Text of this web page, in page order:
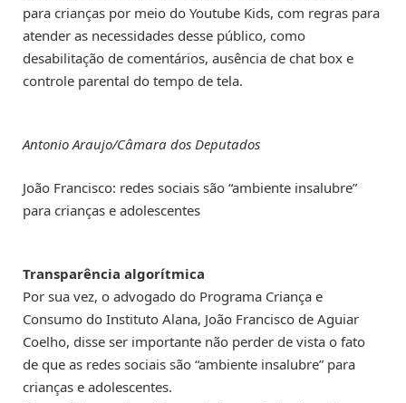
para crianças por meio do Youtube Kids, com regras para
atender as necessidades desse público, como
desabilitação de comentários, ausência de chat box e
controle parental do tempo de tela.
Antonio Araujo/Câmara dos Deputados
João Francisco: redes sociais são “ambiente insalubre”
para crianças e adolescentes
Transparência algorítmica
Por sua vez, o advogado do Programa Criança e
Consumo do Instituto Alana, João Francisco de Aguiar
Coelho, disse ser importante não perder de vista o fato
de que as redes sociais são “ambiente insalubre” para
crianças e adolescentes.